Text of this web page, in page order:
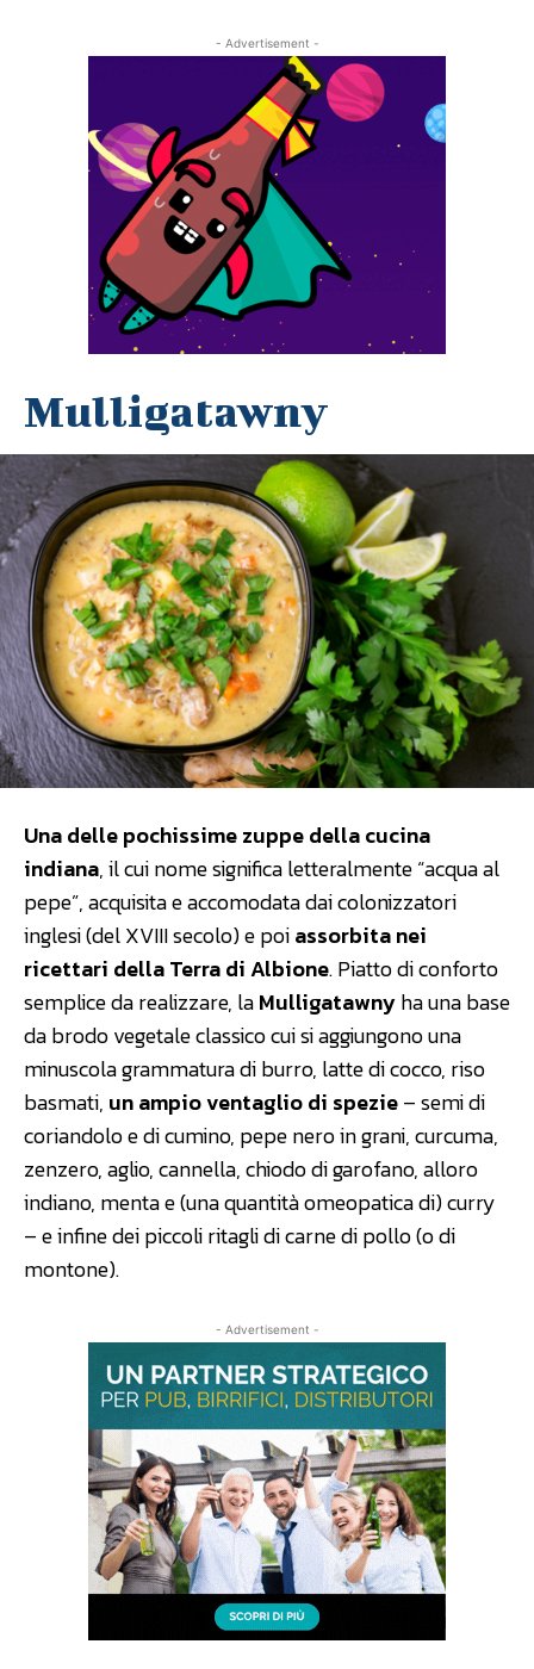
- Advertisement -
Mulligatawny
Una delle pochissime zuppe della cucina
indiana, il cui nome significa letteralmente “acqua al
pepe”, acquisita e accomodata dai colonizzatori
inglesi (del XVIII secolo) e poiassorbita nei
ricettari della Terra di Albione. Piatto di conforto
semplice da realizzare, laMulligatawnyha una base
da brodo vegetale classico cui si aggiungono una
minuscola grammatura di burro, latte di cocco, riso
basmati, un ampio ventaglio di spezie– semi di
coriandolo e di cumino, pepe nero in grani, curcuma,
zenzero, aglio, cannella, chiodo di garofano, alloro
indiano, menta e (una quantità omeopatica di) curry
– e infine dei piccoli ritagli di carne di pollo (o di
montone).
- Advertisement -